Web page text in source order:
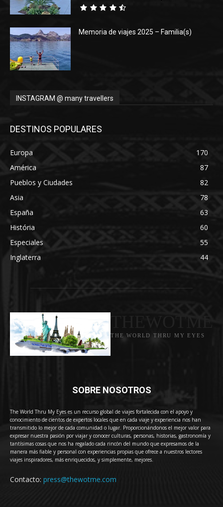
Memoria de viajes 2025 – Familia(s)
INSTAGRAM @ many travellers
DESTINOS POPULARES
Europa
170
América
87
Pueblos y Ciudades
82
Asia
78
España
63
História
60
Especiales
55
Inglaterra
44
THE WORLD THRU MY EYES
SOBRE NOSOTROS
The World Thru My Eyes es un recurso global de viajes fortalecida con el apoyo y
conocimiento de cientos de expertos locales que en cada viaje y experiencia nos han
transmitido lo mejor de cada comunidad o lugar. Proporcionándonos el mejor valor para
expresar nuestra pasión por viajar y conocer culturas, personas, historias, gastronomía y
tantísimas cosas que nos ha regalado cada rincón del mundo que expresamos de la
manera más fiable y personal con experiencias propias que ofrece a nuestros lectores
viajes inspiradores, más enriquecidos, y simplemente, mejores.
Contacto: press@thewotme.com